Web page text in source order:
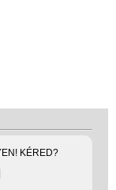
KÉRED?
Elállás